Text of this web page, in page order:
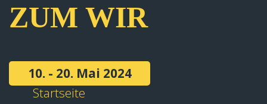
ZUM WIR
10. - 20. Mai 2024
Startseite